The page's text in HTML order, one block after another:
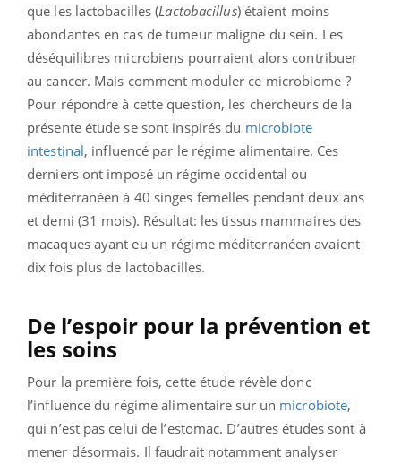
que les lactobacilles (Lactobacillus) étaient moins
abondantes en cas de tumeur maligne du sein. Les
déséquilibres microbiens pourraient alors contribuer
au cancer. Mais comment moduler ce microbiome ?
Pour répondre à cette question, les chercheurs de la
présente étude se sont inspirés du microbiote
intestinal, influencé par le régime alimentaire. Ces
derniers ont imposé un régime occidental ou
méditerranéen à 40 singes femelles pendant deux ans
et demi (31 mois). Résultat: les tissus mammaires des
macaques ayant eu un régime méditerranéen avaient
dix fois plus de lactobacilles.
De l’espoir pour la prévention et
les soins
Pour la première fois, cette étude révèle donc
l’influence du régime alimentaire sur un microbiote,
qui n’est pas celui de l’estomac. D’autres études sont à
mener désormais. Il faudrait notamment analyser